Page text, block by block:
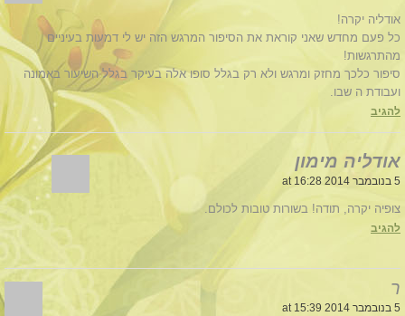
אודליה יקרה!
כל פעם מחדש שאני קוראת את הסיפור המרגש הזה יש לי דמעות בעיניים
מהתרגשות!
סיפור כלכך מחזק ומרגש ולא רק בגלל סופו אלה בעיקר בגלל השיעור באמונה
ועבודת ה שבו.
להגיב
אודליה מימון
5 בנובמבר 2014 at 16:28
צופיה יקרה, תודה! בשורות טובות לכולם.
להגיב
ר
5 בנובמבר 2014 at 15:39